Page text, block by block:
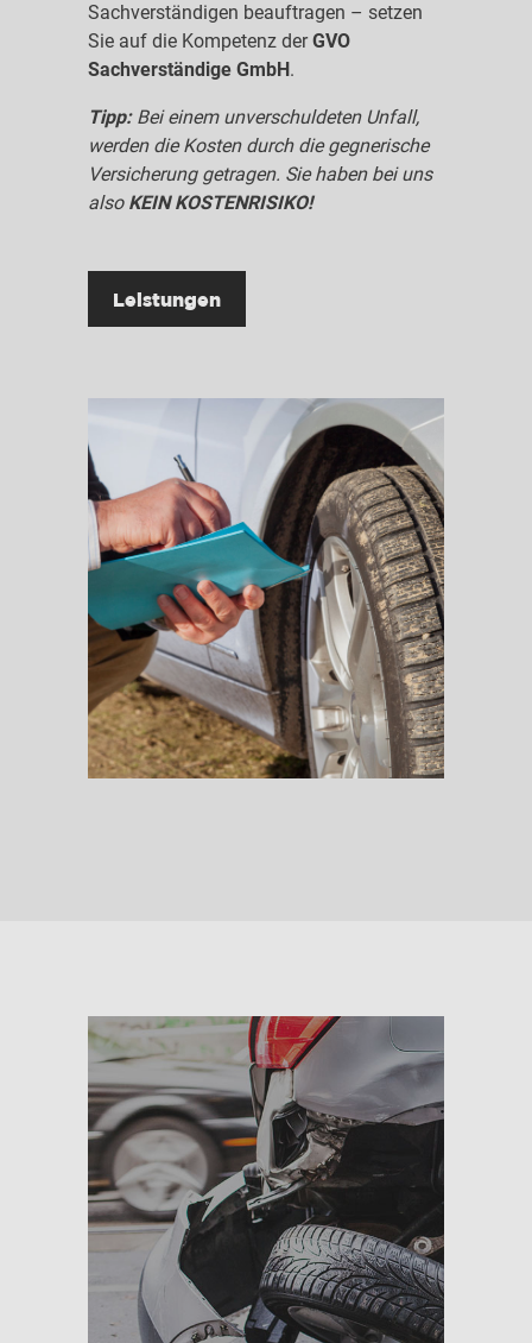
Sachverständigen beauftragen – setzen
Sie auf die Kompetenz derGVO
Sachverständige GmbH.
Tipp: Bei einem unverschuldeten Unfall,
werden die Kosten durch die gegnerische
Versicherung getragen. Sie haben bei uns
also KEIN KOSTENRISIKO!
Leistungen